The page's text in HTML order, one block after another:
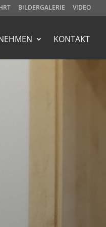
BILDERGALERIE VIDEO
KONTAKT